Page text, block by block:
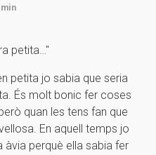
petita jo sabia que seria
És molt bonic fer coses
quan les tens fan que
En aquell temps jo
perquè ella sabia fer